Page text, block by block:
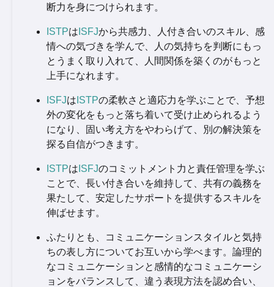
断力を身につけられます。
ISTPは ISFJから共感力、人付き合いのスキル、感
情への気づきを学んで、人の気持ちを判断にもっ
とうまく取り入れて、人間関係を築くのがもっと
上手になれます。
ISFJは ISTPの柔軟さと適応力を学ぶことで、予想
外の変化をもっと落ち着いて受け止められるよう
になり、固い考え方をやわらげて、別の解決策を
探る自信がつきます。
ISTPは ISFJのコミットメント力と責任管理を学ぶ
ことで、長い付き合いを維持して、共有の義務を
果たして、安定したサポートを提供するスキルを
伸ばせます。
ふたりとも、コミュニケーションスタイルと気持
ちの表し方についてお互いから学べます。論理的
なコミュニケーションと感情的なコミュニケーシ
ョンをバランスして、違う表現方法を認め合い、